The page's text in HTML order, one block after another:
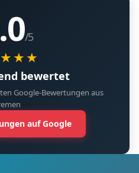
/5
bewertet
Google-Bewertungen aus
auf Google